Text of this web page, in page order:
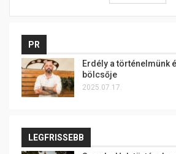
PR
Erdély a történelmünk
bölcsője
2025.07.17.
LEGFRISSEBB